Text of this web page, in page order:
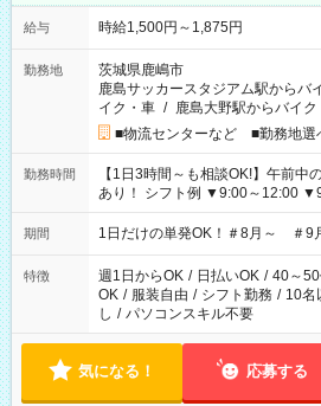
給与 時給1,500円～1,875円
勤務地
茨城県鹿嶋市
鹿島サッカースタジアム駅からバ
イク・車 / 鹿島大野駅からバイク
■物流センターなど ■勤務地選
勤務時間
【1日3時間～も相談OK!】午前中
あり！ シフト例 ▼9:00～12:00
▼18:00～21:00
期間 1日だけの単発OK！＃8月～ ＃9
特徴 週1日からOK / 日払いOK / 40～
OK / 服装自由 / シフト勤務 / 10名
し / パソコンスキル不要
気になる！ 応募する